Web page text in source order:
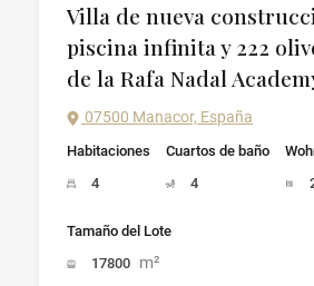
Villa de nueva
piscina infinita y 222
de la Rafa Nadal
07500 Manacor, España
Habitaciones
4
Cuartos de baño
4
Tamaño del Lote
17800 m²